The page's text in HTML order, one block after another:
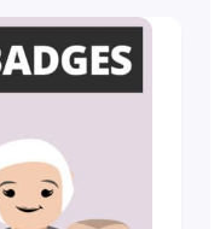
είναι
του FooEvents
σας